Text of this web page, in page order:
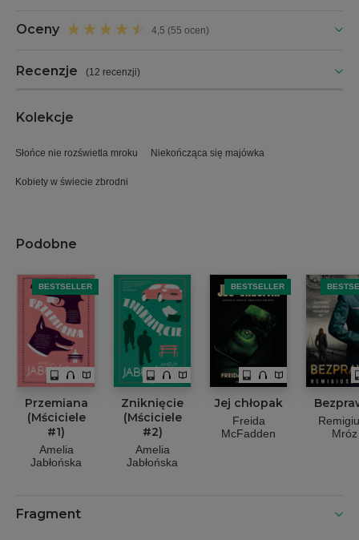
Oceny 4,5 (55 ocen)
Recenzje (12 recenzji)
Kolekcje
Słońce nie rozświetla mroku Niekończąca się majówka
Kobiety w świecie zbrodni
Podobne
BESTSELLER
Przemiana
(Mściciele
#1)
Amelia
Jabłońska
Zniknięcie
(Mściciele
#2)
Amelia
Jabłońska
BESTSELLER
Jej chłopak
Freida
McFadden
Mróz
Fragment